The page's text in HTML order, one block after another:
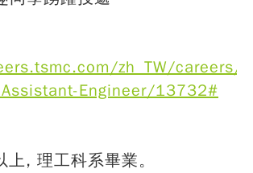
zh_TW/careers/
Engineer/13732#
, 理工科系畢業。